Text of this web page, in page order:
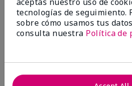
4.0
tecnologías de seguimiento.
sobre cómo usamos tus
consulta nuestra Política de